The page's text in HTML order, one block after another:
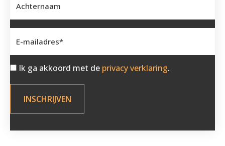
Ik ga akkoord met de privacy verklaring.